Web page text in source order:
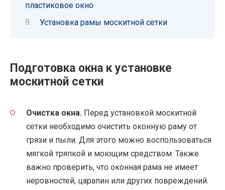
пластиковое окно
Установка рамы москитной сетки
Подготовка окна к установке
москитной сетки
Очистка окна. Перед установкой москитной
сетки необходимо очистить оконную раму от
грязи и пыли. Для этого можно воспользоваться
мягкой тряпкой и моющим средством. Также
важно проверить, что оконная рама не имеет
неровностей, царапин или других повреждений.